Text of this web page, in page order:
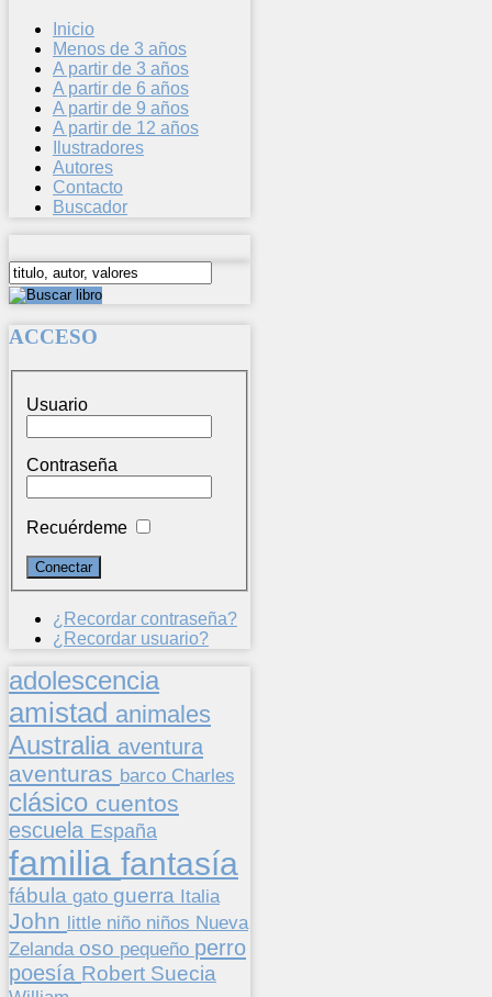
Inicio
Menos de 3 años
A partir de 3 años
A partir de 6 años
A partir de 9 años
A partir de 12 años
Ilustradores
Autores
Contacto
Buscador
ACCESO
Usuario
Contraseña
Recuérdeme
¿Recordar contraseña?
¿Recordar usuario?
adolescencia
amistad animales
Australia aventura
aventuras barco Charles
clásico cuentos
escuela España
familia fantasía
fábula gato guerra Italia
John little niño niños Nueva
Zelanda oso pequeño perro
poesía Robert Suecia